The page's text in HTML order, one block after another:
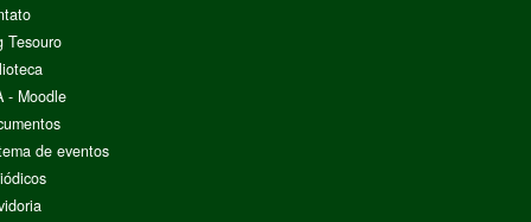
Tesouro
- Moodle
de eventos